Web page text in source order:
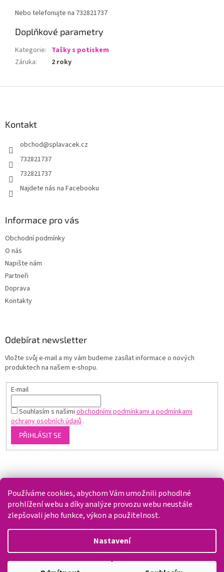
Používáme cookies, abychom Vám umožnili pohodlné
prohlížení webu a díky analýze provozu webu neustále
zlepšovali jeho funkce, výkon a použitelnost.
Nastavení
Nebo telefonujte na 732821737
Doplňkové parametry
Kategorie: Tašky s potiskem
Záruka: 2 roky
Kontakt
obchod@splavacek.cz
732821737
732821737
Najdete nás na Facebooku
Informace pro vás
Obchodní podmínky
O nás
Napište nám
Partneři
Doprava
Kontakty
Odebírat newsletter
Vložte svůj e-mail a my vám budeme zasílat informace o nových
produktech na našem e-shopu.
E-mail
Souhlasím s našimiobchodními podmínkami a podmínkami
ochrany osobních údajů.
PŘIHLÁSIT SE
Copyright 2026Splaváček. Všechna práva vyhrazena.Upravit